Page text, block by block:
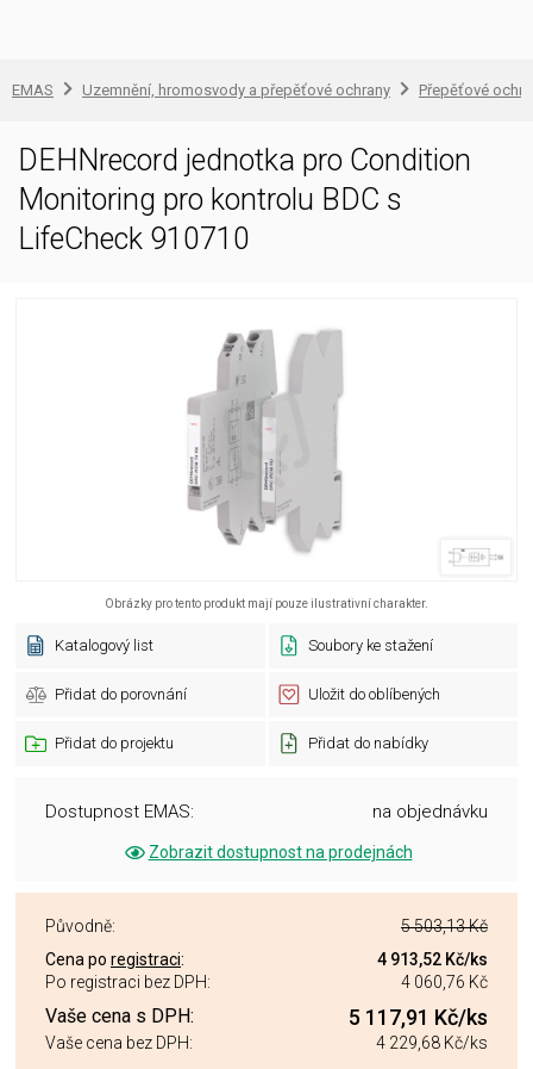
EMAS Uzemnění, hromosvody a přepěťové ochrany Přepěťové
DEHNrecord jednotka pro Condition
Monitoring pro kontrolu BDC s
LifeCheck 910710
Obrázky pro tento produkt mají pouze ilustrativní charakter.
Katalogový list Soubory ke stažení
Přidat do porovnání Uložit do oblíbených
Přidat do projektu Přidat do nabídky
Dostupnost EMAS: na objednávku
Zobrazit dostupnost na prodejnách
Původně:
5 503,13 Kč
Cena po registraci: 4 913,52 Kč/ks
Po registraci bez DPH:
4 060,76 Kč
Vaše cena s DPH: 5 117,91 Kč/ks
Vaše cena bez DPH: 4 229,68 Kč/ks